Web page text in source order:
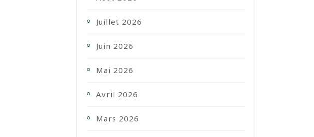
Juillet 2026
Juin 2026
Mai 2026
Avril 2026
Mars 2026